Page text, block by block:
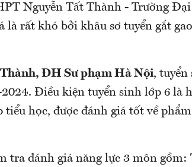
Nguyễn Tất Thành - Trường
là rất khó bởi khâu sơ tuyển gắt
ĐH Sư phạm Hà Nội, tuyển
Điều kiện tuyển sinh lớp 6 là
học, được đánh giá tốt về
tra đánh giá năng lực 3 môn gồm: